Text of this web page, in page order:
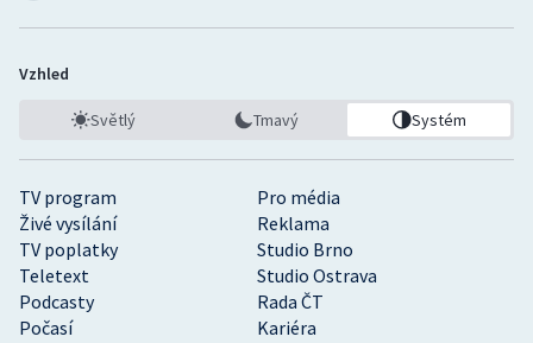
TV program
Pro média
Živé vysílání
Reklama
TV poplatky
Studio Brno
Teletext
Studio Ostrava
Podcasty
Rada ČT
Počasí
Kariéra
Vzhled
Světlý Tmavý Systém